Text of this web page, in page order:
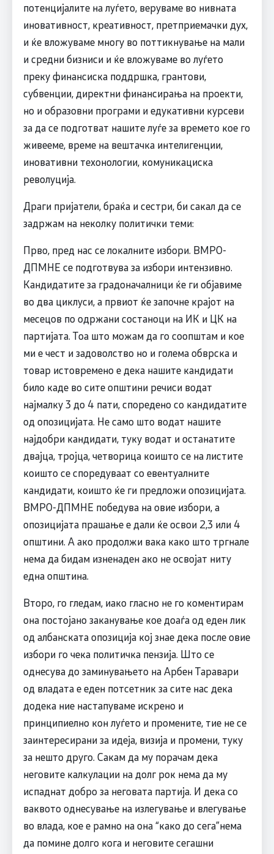
потенцијалите на луѓето, веруваме во нивната
иновативност, креативност, претприемачки дух,
и ќе вложуваме многу во поттикнување на мали
и средни бизниси и ќе вложуваме во луѓето
преку финансиска поддршка, грантови,
субвенции, директни финансирања на проекти,
но и образовни програми и едукативни курсеви
за да се подготват нашите луѓе за времето кое го
живееме, време на вештачка интелигенции,
иновативни техонологии, комуникациска
револуција.
Драги пријатели, браќа и сестри, би сакал да се
задржам на неколку политички теми:
Прво, пред нас се локалните избори. ВМРО-
ДПМНЕ се подготвува за избори интензивно.
Кандидатите за градоначалници ќе ги објавиме
во два циклуси, а првиот ќе започне крајот на
месецов по одржани состаноци на ИК и ЦК на
партијата. Тоа што можам да го соопштам и кое
ми е чест и задоволство но и голема обврска и
товар истовремено е дека нашите кандидати
било каде во сите општини речиси водат
најмалку 3 до 4 пати, споредено со кандидатите
од опозицијата. Не само што водат нашите
најдобри кандидати, туку водат и останатите
двајца, тројца, четворица коишто се на листите
коишто се споредуваат со евентуалните
кандидати, коишто ќе ги предложи опозицијата.
ВМРО-ДПМНЕ победува на овие избори, а
опозицијата прашање е дали ќе освои 2,3 или 4
општини. А ако продолжи вака како што тргнале
нема да бидам изненаден ако не освојат ниту
една општина.
Второ, го гледам, иако гласно не го коментирам
она постојано заканување кое доаѓа од еден лик
од албанската опозиција кој знае дека после овие
избори го чека политичка пензија. Што се
однесува до заминувањето на Арбен Таравари
од владата е еден потсетник за сите нас дека
додека ние настапуваме искрено и
принципиелно кон луѓето и промените, тие не се
заинтересирани за идеја, визија и промени, туку
за нешто друго. Сакам да му порачам дека
неговите калкулации на долг рок нема да му
испаднат добро за неговата партија. И дека со
ваквото однесување на излегување и влегување
во влада, кое е рамно на она “како до сега”нема
да помине долго кога и неговите сегашни